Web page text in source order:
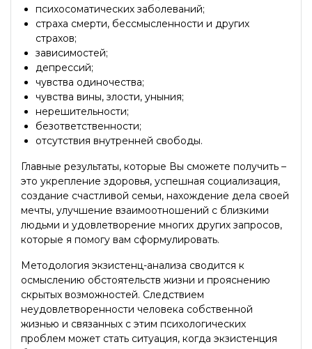
психосоматических заболеваний;
страха смерти, бессмысленности и других
страхов;
зависимостей;
депрессий;
чувства одиночества;
чувства вины, злости, уныния;
нерешительности;
безответственности;
отсутствия внутренней свободы.
Главные результаты, которые Вы сможете получить –
это укрепление здоровья, успешная социализация,
создание счастливой семьи, нахождение дела своей
мечты, улучшение взаимоотношений с близкими
людьми и удовлетворение многих других запросов,
которые я помогу вам сформулировать.
Методология экзистенц-анализа сводится к
осмыслению обстоятельств жизни и прояснению
скрытых возможностей. Следствием
неудовлетворенности человека собственной
жизнью и связанных с этим психологических
проблем может стать ситуация, когда экзистенция